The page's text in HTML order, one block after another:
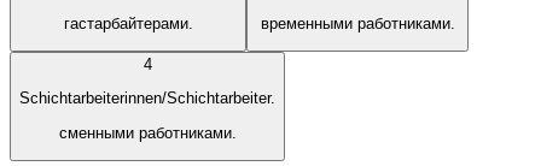
гастарбайтерами.
временными работниками.
4
Schichtarbeiterinnen/Schichtarbeiter.
сменными работниками.